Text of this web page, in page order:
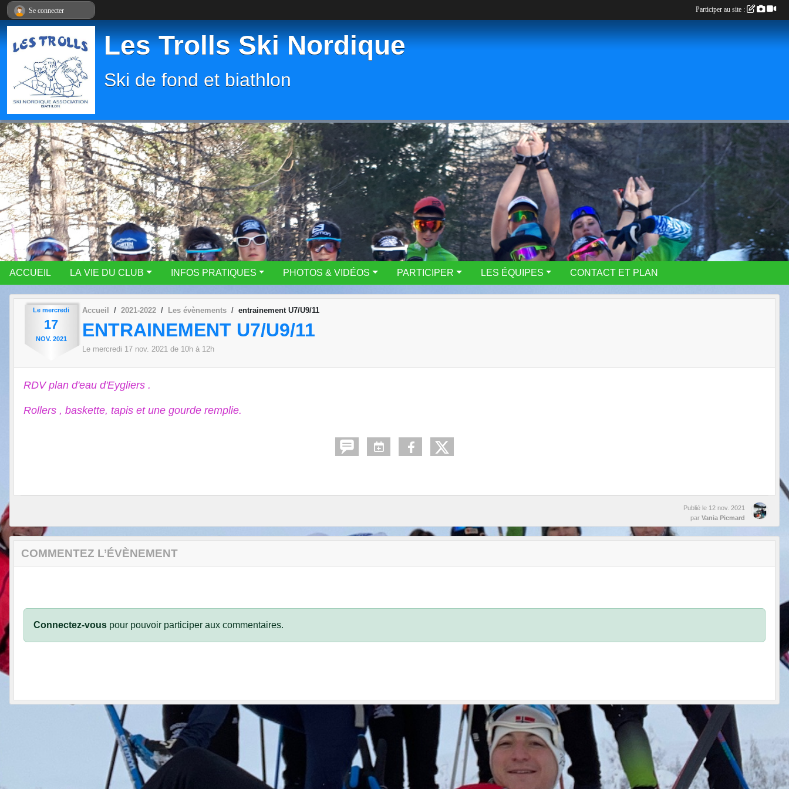
Les Trolls Ski Nordique
Ski de fond et biathlon
ACCUEIL LA VIE DU CLUB INFOS PRATIQUES PHOTOS & VIDÉOS PARTICIPER LES ÉQUIPES CONTACT ET PLAN
Le mercredi
17
NOV. 2021
Accueil 2021-2022 Les évènements entrainement U7/U9/11
ENTRAINEMENT U7/U9/11
Le mercredi 17 nov. 2021 de 10h à 12h
RDV plan d'eau d'Eygliers .
Rollers , baskette, tapis et une gourde remplie.
Publié le 12 nov. 2021
par Vania Picmard
COMMENTEZ L’ÉVÈNEMENT
Connectez-vous pour pouvoir participer aux commentaires.
Se connecter Participer au site :
Panneau de gestion des cookies